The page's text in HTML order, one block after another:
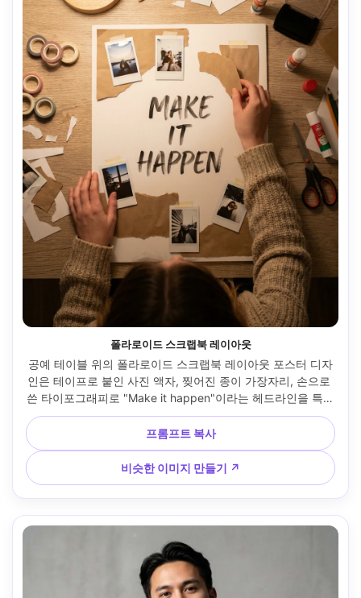
폴라로이드 스크랩북 레이아웃
공예 테이블 위의 폴라로이드 스크랩북 레이아웃 포스터 디자
인은 테이프로 붙인 사진 액자, 찢어진 종이 가장자리, 손으로
쓴 타이포그래피로 "Make it happen"이라는 헤드라인을 특징
으로 하며, 두꺼운 스웨터를 입은 젊은 여성이 폼 보드에 포스
터를 배치하고 있으며, 부드러운 상향식 램프 조명, Nikon Z8,
50mm f/1.8, 수직 평면 배치 각도, 창의적인 집중 분위기, 사
실적인 질감, 선명한 초점, 고해상도 --ar 4:5
프롬프트 복사
비슷한 이미지 만들기 ↗